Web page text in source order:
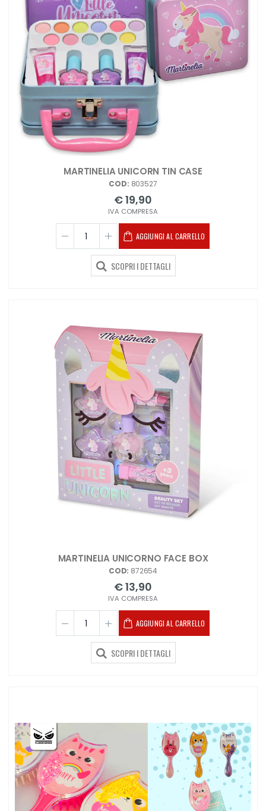
MARTINELIA UNICORN TIN CASE
COD: 803527
€ 19,90
IVA COMPRESA
AGGIUNGI AL CARRELLO
SCOPRI I DETTAGLI
MARTINELIA UNICORNO FACE BOX
COD: 872654
€ 13,90
IVA COMPRESA
AGGIUNGI AL CARRELLO
SCOPRI I DETTAGLI